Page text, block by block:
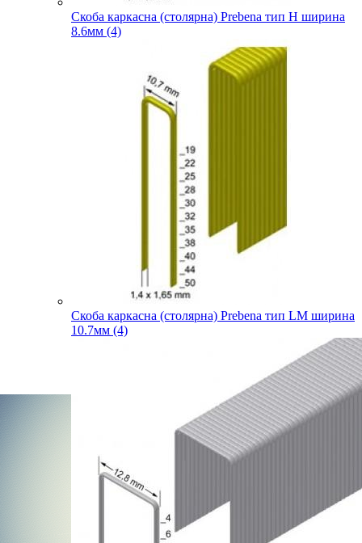
Скоба каркасна (столярна) Prebena тип H ширина
8.6мм (4)
Скоба каркасна (столярна) Prebena тип LM ширина
10.7мм (4)